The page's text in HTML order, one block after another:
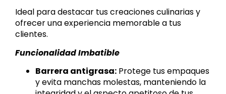
Ideal para destacar tus creaciones culinarias y
ofrecer una experiencia memorable a tus
clientes.
Funcionalidad Imbatible
Barrera antigrasa: Protege tus empaques
y evita manchas molestas, manteniendo la